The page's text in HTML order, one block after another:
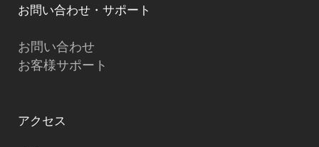
お問い合わせ・サポート
お問い合わせ
お客様サポート
アクセス